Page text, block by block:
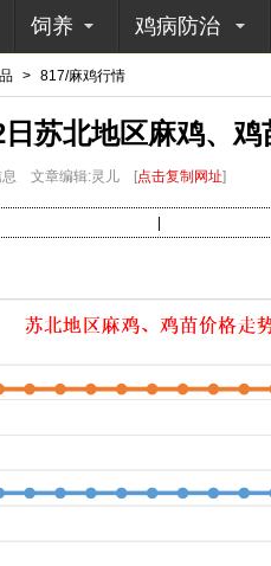
饲养 鸡病防治
> 817/麻鸡行情
日苏北地区麻鸡、鸡
文章编辑:灵儿 [点击复制网址]